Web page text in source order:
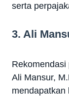
serta
3. Ali
Ali Mansur,
mendapatkan